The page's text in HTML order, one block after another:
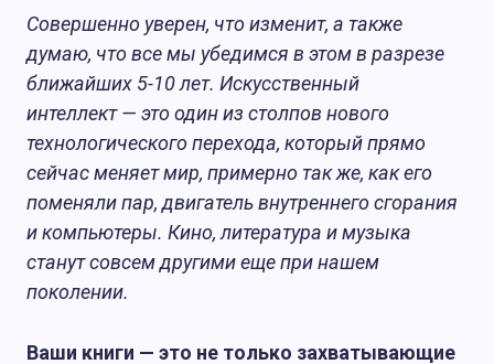
Совершенно уверен, что изменит, а также
думаю, что все мы убедимся в этом в разрезе
ближайших 5-10 лет. Искусственный
интеллект — это один из столпов нового
технологического перехода, который прямо
сейчас меняет мир, примерно так же, как его
поменяли пар, двигатель внутреннего сгорания
и компьютеры. Кино, литература и музыка
станут совсем другими еще при нашем
поколении.
Ваши книги — это не только захватывающие